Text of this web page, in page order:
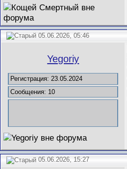
05.06.2026, 05:46
Yegoriy
Регистрация: 23.05.2024
Сообщения: 10
05.06.2026, 15:27